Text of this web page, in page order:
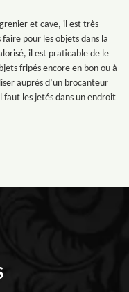
et cave, il est très
pour les objets dans la
il est praticable de le
fripés encore en bon ou à
auprès d’un brocanteur
faut les jetés dans un endroit